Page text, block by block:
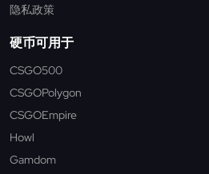
隐私政策
硬币可用于
CSGO500
CSGOPolygon
CSGOEmpire
Howl
Gamdom